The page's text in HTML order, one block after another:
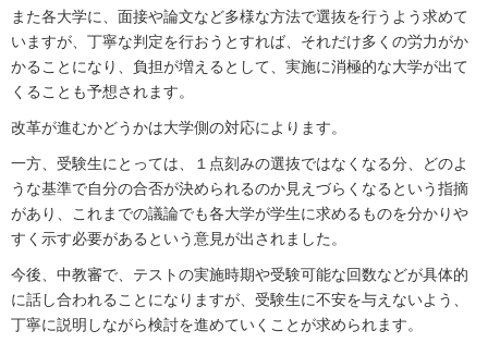
また各大学に、面接や論文など多様な方法で選抜を行うよう求めて
いますが、丁寧な判定を行おうとすれば、それだけ多くの労力がか
かることになり、負担が増えるとして、実施に消極的な大学が出て
くることも予想されます。
改革が進むかどうかは大学側の対応によります。
一方、受験生にとっては、１点刻みの選抜ではなくなる分、どのよ
うな基準で自分の合否が決められるのか見えづらくなるという指摘
があり、これまでの議論でも各大学が学生に求めるものを分かりや
すく示す必要があるという意見が出されました。
今後、中教審で、テストの実施時期や受験可能な回数などが具体的
に話し合われることになりますが、受験生に不安を与えないよう、
丁寧に説明しながら検討を進めていくことが求められます。